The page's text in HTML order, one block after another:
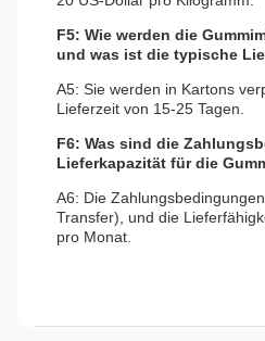
F5: Wie werden die
und was ist die typische
A5: Sie werden in Kartons
Lieferzeit von 15-25 Tagen.
F6: Was sind die
Lieferkapazität für die
A6: Die
Transfer), und die
pro Monat.